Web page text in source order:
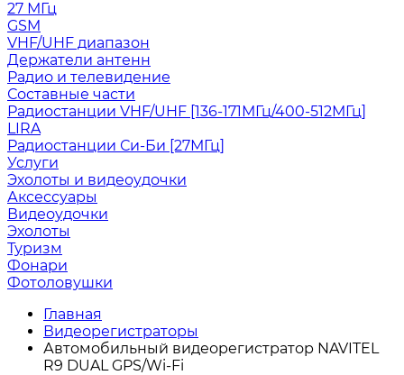
27 МГц
GSM
VHF/UHF диапазон
Держатели антенн
Радио и телевидение
Составные части
Радиостанции VHF/UHF [136-171МГц/400-512МГц]
LIRA
Радиостанции Си-Би [27МГц]
Услуги
Эхолоты и видеоудочки
Аксессуары
Видеоудочки
Эхолоты
Туризм
Фонари
Фотоловушки
Главная
Видеорегистраторы
Автомобильный видеорегистратор NAVITEL
R9 DUAL GPS/Wi-Fi